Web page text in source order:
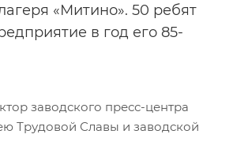
«Митино». 50 ребят
в год его 85-
заводского пресс-центра
Трудовой Славы и заводской